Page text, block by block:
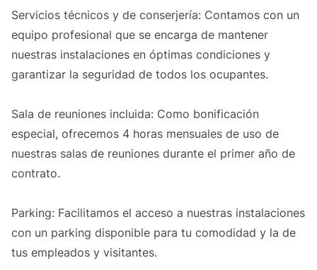
Servicios técnicos y de conserjería: Contamos con un
equipo profesional que se encarga de mantener
nuestras instalaciones en óptimas condiciones y
garantizar la seguridad de todos los ocupantes.
Sala de reuniones incluida: Como bonificación
especial, ofrecemos 4 horas mensuales de uso de
nuestras salas de reuniones durante el primer año de
contrato.
Parking: Facilitamos el acceso a nuestras instalaciones
con un parking disponible para tu comodidad y la de
tus empleados y visitantes.